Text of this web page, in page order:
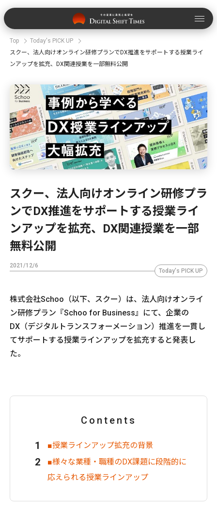
Top
Today's PICK UP
スクー、法人向けオンライン研修プランでDX推進をサポートする授業ライ
ンアップを拡充、DX関連授業を一部無料公開
スクー、法人向けオンライン研修プラ
ンでDX推進をサポートする授業ライ
ンアップを拡充、DX関連授業を一部
無料公開
2021/12/6
Today's PICK UP
株式会社Schoo（以下、スクー）は、法人向けオンライ
ン研修プラン『Schoo for Business』にて、企業の
DX（デジタルトランスフォーメーション）推進を一貫し
てサポートする授業ラインアップを拡充すると発表し
た。
Contents
■授業ラインアップ拡充の背景
■様々な業種・職種のDX課題に段階的に
応えられる授業ラインアップ